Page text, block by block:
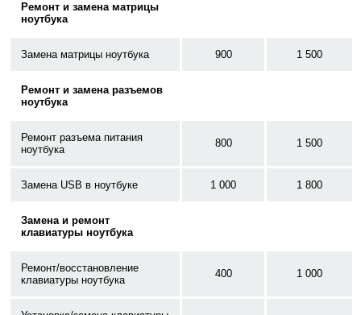
Ремонт и замена матрицы
ноутбука
Замена матрицы ноутбука 900 1 500
Ремонт и замена разъемов
ноутбука
Ремонт разъема питания
ноутбука
800 1 500
Замена USB в ноутбуке 1 000 1 800
Замена и ремонт
клавиатуры ноутбука
Ремонт/восстановление
клавиатуры ноутбука
400 1 000